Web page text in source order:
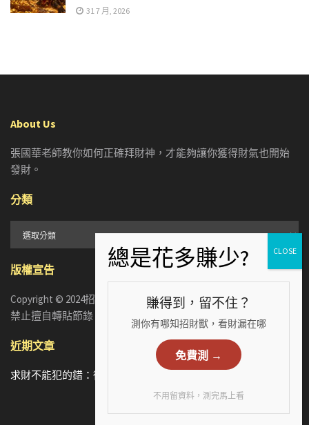
31 7 月, 2026
About Us
張國華老師教你如何正確拜財神，才能夠讓你獲得財氣也開始
發財。
分類
版權宣告
Copyright © 2024招財張國華. ALL RIGHTS RESERVED. 版權所有，
禁止擅自轉貼節錄
近期文章
求財不能犯的錯：從5個手相財運特徵，看懂你漏財的真正原因
賺得到，留不住？
測你有哪知招財獸，看財漏在哪
免費測 →
不用留資料，測完馬上看